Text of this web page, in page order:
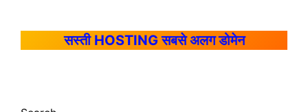
सस्ती HOSTING सबसे अलग डोमेन